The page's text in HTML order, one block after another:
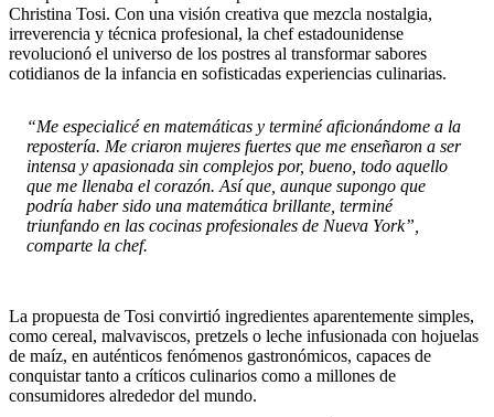
Christina Tosi. Con una visión creativa que mezcla nostalgia,
irreverencia y técnica profesional, la chef estadounidense
revolucionó el universo de los postres al transformar sabores
cotidianos de la infancia en sofisticadas experiencias culinarias.
“Me especialicé en matemáticas y terminé aficionándome a la
repostería. Me criaron mujeres fuertes que me enseñaron a ser
intensa y apasionada sin complejos por, bueno, todo aquello
que me llenaba el corazón. Así que, aunque supongo que
podría haber sido una matemática brillante, terminé
triunfando en las cocinas profesionales de Nueva York”,
comparte la chef.
La propuesta de Tosi convirtió ingredientes aparentemente simples,
como cereal, malvaviscos, pretzels o leche infusionada con hojuelas
de maíz, en auténticos fenómenos gastronómicos, capaces de
conquistar tanto a críticos culinarios como a millones de
consumidores alrededor del mundo.